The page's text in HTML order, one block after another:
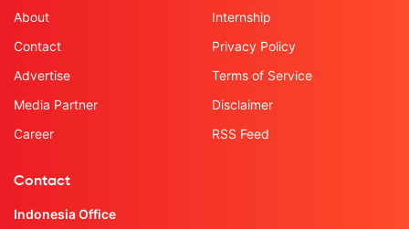
About
Contact
Advertise
Media Partner
Career
Internship
Privacy Policy
Terms of Service
Disclaimer
RSS Feed
Contact
Indonesia Office